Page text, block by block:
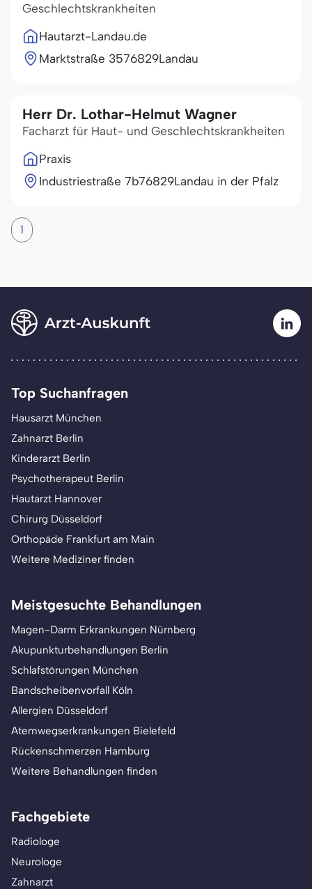
Geschlechtskrankheiten
Hautarzt-Landau.de
Marktstraße 3576829Landau
Herr Dr. Lothar-Helmut Wagner
Facharzt für Haut- und Geschlechtskrankheiten
Praxis
Industriestraße 7b76829Landau in der Pfalz
1
Top Suchanfragen
Hausarzt München
Zahnarzt Berlin
Kinderarzt Berlin
Psychotherapeut Berlin
Hautarzt Hannover
Chirurg Düsseldorf
Orthopäde Frankfurt am Main
Weitere Mediziner finden
Meistgesuchte Behandlungen
Magen-Darm Erkrankungen Nürnberg
Akupunkturbehandlungen Berlin
Schlafstörungen München
Bandscheibenvorfall Köln
Allergien Düsseldorf
Atemwegserkrankungen Bielefeld
Rückenschmerzen Hamburg
Weitere Behandlungen finden
Fachgebiete
Radiologe
Neurologe
Zahnarzt